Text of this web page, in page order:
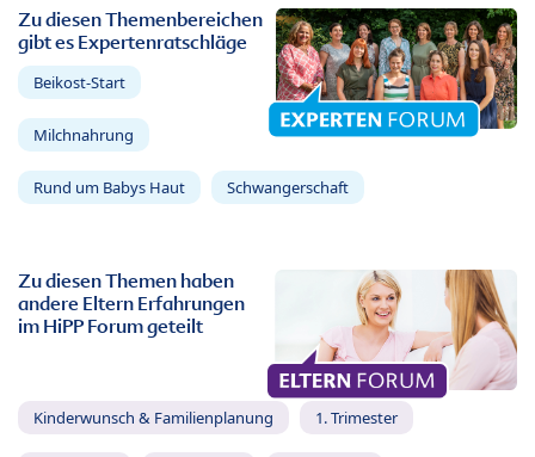
Zu diesen Themenbereichen
gibt es Expertenratschläge
Beikost-Start
Milchnahrung
Rund um Babys Haut Schwangerschaft
Zu diesen Themen haben
andere Eltern Erfahrungen
im HiPP Forum geteilt
Kinderwunsch & Familienplanung 1. Trimester